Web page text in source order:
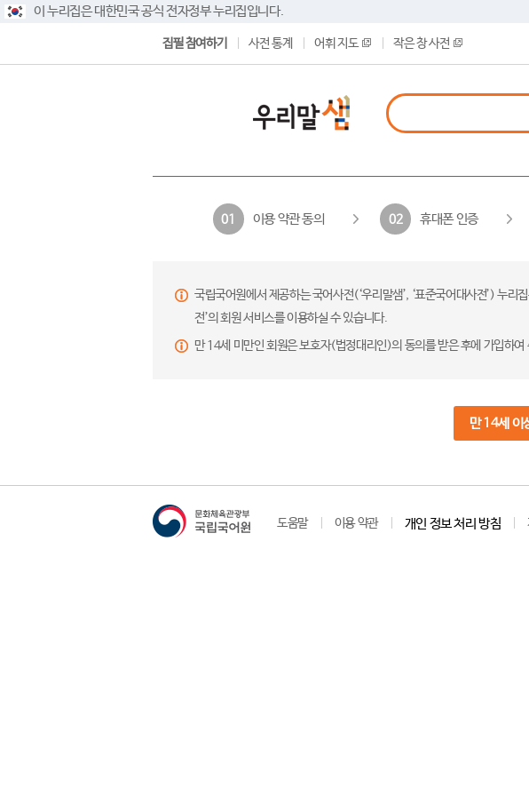
이 누리집은 대한민국 공식 전자정부 누리집입니다.
집필 참여하기 사전 통계 어휘 지도 작은 창 사전
01 이용 약관 동의 02 휴대폰 인증
국립국어원에서 제공하는 국어사전(‘우리말샘’, ‘표준국어대사전’) 누
전’의 회원 서비스를 이용하실 수 있습니다.
만 14세 미만인 회원은 보호자(법정대리인)의 동의를 받은 후에 가입하여
만 14세 이
도움말 이용 약관 개인 정보 처리 방침